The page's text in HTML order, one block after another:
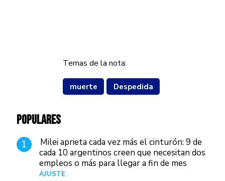
Temas de la nota:
muerte Despedida
POPULARES
1
Milei aprieta cada vez más el cinturón: 9 de
cada 10 argentinos creen que necesitan dos
empleos o más para llegar a fin de mes
AJUSTE